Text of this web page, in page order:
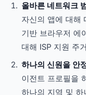
올바른 네트워크
자신의 앱에 대해
기반 브라우저 에
대해 ISP 지원 주
하나의 신원을 안
이전트 프로필을
하나의 지역 및